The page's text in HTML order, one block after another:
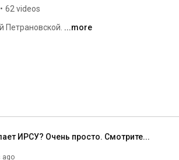
• 62 videos
...more
ИРСУ? Очень просто. Смотрите...
ago